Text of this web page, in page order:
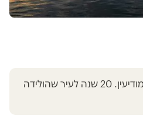
מראשון לכרכור כל הארץ מודיעין. 20 שנה לעיר שהולידה